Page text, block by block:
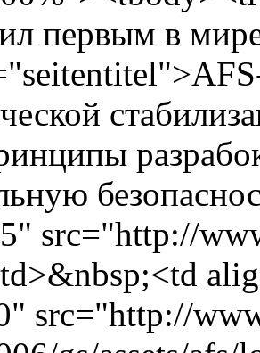
первым в
src="http://
src="http://